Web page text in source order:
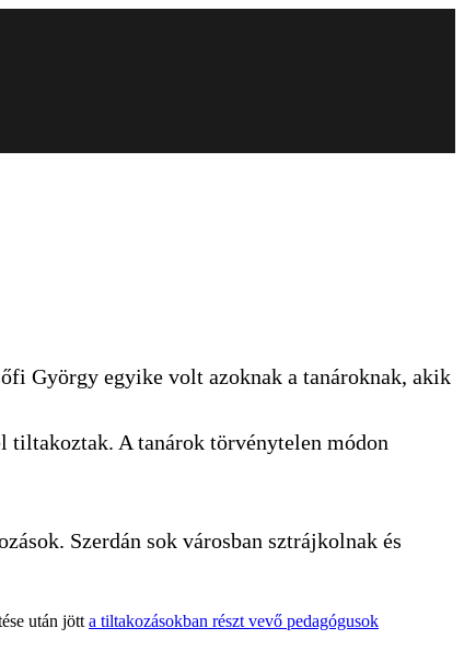
György egyike volt azoknak a tanároknak, akik
tiltakoztak. A tanárok törvénytelen módon
Szerdán sok városban sztrájkolnak és
után jött a tiltakozásokban részt vevő pedagógusok